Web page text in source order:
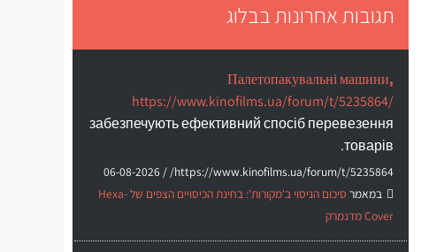
תגובות אחרונות בבלוג
Палетопакувальні машини,
https://www.kinofilms.ua/forum/t/5235864/
забезпечують ефективний спосіб перевезення
товарів.
https://www.kinofilms.ua/forum/t/5235864/ /
06-08-2026
במאמר
סיכום הניסוי ב'מקורות': בחינת הכיסויים הצפים של Hexa-
Cover מדנמרק